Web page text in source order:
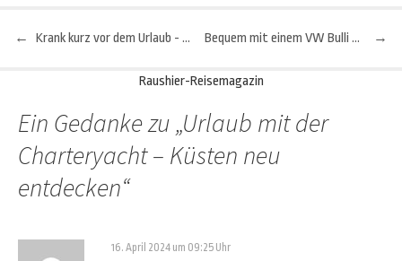
Beitragsnavigation
← Krank kurz vor dem Urlaub - Was ist zu tun? →
Bequem mit einem VW Bulli reisen
Raushier-Reisemagazin
Ein Gedanke zu „Urlaub mit der
Charteryacht – Küsten neu
entdecken“
16. April 2024 um 09:25 Uhr